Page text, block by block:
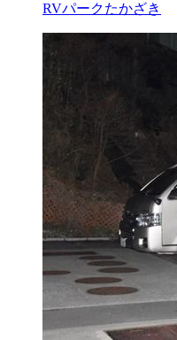
RVパークたかざき